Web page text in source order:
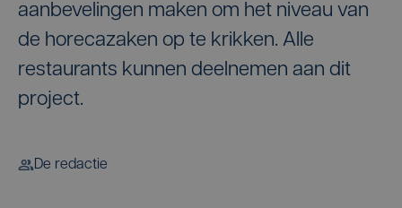
aanbevelingen maken om het niveau van
de horecazaken op te krikken. Alle
restaurants kunnen deelnemen aan dit
project.
De redactie